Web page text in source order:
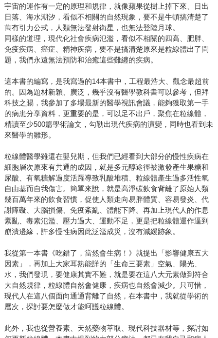
宇宙的運作有一定的原理和規律，就像蘋果從樹上掉下來、日出
日落、海水潮汐，看似不相關的自然現象，要不是牛頓搞清楚了
萬有引力公式，人類無法發射衛星，也無法登陸月球。
同樣的道理，現代化社會疾病氾濫，看似不相關的四高、肥胖、
免疫疾病、癌症、精神疾病，要不是搞清楚原來是粒線體出了問
題，我們永遠無法預防和治癒這些難纏的疾病。
這本書的編寫，是我寫過的14本書中，工程最浩大、觀念最超前
的。因為題材新穎、廣泛，幾乎沒有醫學教科書可以參考，但拜
科技之賜，我參加了多場最新的醫學視訊會議，能夠獲取第一手
的病患分享資料，更重要的是，可以足不出戶，聚焦在粒線體，
精讀至少500篇學術論文，勾勒出現代疾病的演變，同時也看到未
來醫學的雛形。
粒線體醫學雖還在嬰兒期，但我們已經看到大部分的慢性疾病在
細胞層次原來有共通的成因，就是多元醇途徑被激發產生果糖和
尿酸、有氧糖解過度活躍導致乳酸堆積、粒線體產生過多活性氧
自由基而自我傷害。簡單來說，就是高淨碳飲食背離了原始人類
幾百萬年來的飲食習慣，促使人類走向易胖體質、容易發炎、代
謝障礙、大腦損傷、免疫紊亂、體能下降。再加上現代人的作息
紊亂、毒素氾濫、壓力過大、運動不足，更是把粒線體運作逼到
崩潰邊緣，許多慢性病因此泛濫成災，沒有減緩跡象。
我從第一本書《吃錯了，當然會生病！》就提出「影響健康五大
因素」，再加上大家耳熟能詳的「生命三要素」空氣、陽光、
水，我們發現，要健康其實不難，就是要在這八大元素做到符合
大自然規律，粒線體自然會健康，疾病也自然會減少。只可惜，
現代人在這八個面向通通背離了自然，在本書中，我就從學術的
層次，探討要怎麼做才能呵護粒線體。
此外，我也從營養素、天然藥物萃取、現代科技器材等，探討如